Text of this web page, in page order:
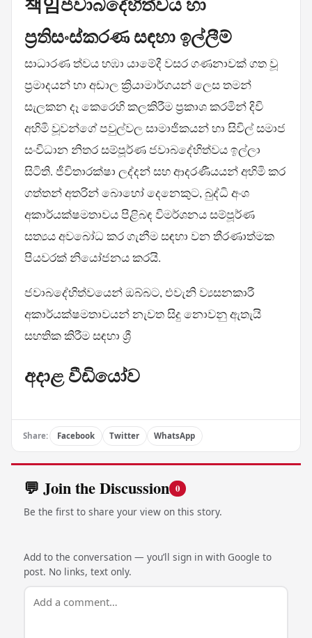
ප්‍රතිසංස්කරණ සඳහා ඉල්ලීම්
සාධාරණ ත්වය හඹා යාමේදී වසර ගණනාවක් ගත වූ
ප්‍රමාදයන් හා අඩාල ක්‍රියාමාර්ගයන් ලෙස තමන්
සැලකන දෑ කෙරෙහි කලකිරීම ප්‍රකාශ කරමින් දිවි
අහිමි වූවන්ගේ පවුල්වල සාමාජිකයන් හා සිවිල් සමාජ
සංවිධාන නිතර සම්පූර්ණ ජවාබදේහිත්වය ඉල්ලා
සිටිති. ජීවිතාරක්ෂා ලද්දන් සහ ආදරණීයයන් අහිමි කර
ගත්තන් අතරින් බොහෝ දෙනෙකුට, බුද්ධි අංශ
අකාර්යක්ෂමතාවය පිළිබඳ විමර්ශනය සම්පූර්ණ
සත්‍යය අවබෝධ කර ගැනීම සඳහා වන තීරණාත්මක
පියවරක් නියෝජනය කරයි.
ජවාබදේහිත්වයෙන් ඔබ්බට, එවැනි ව්‍යසනකාරී
අකාර්යක්ෂමතාවයන් නැවත සිදු නොවනු ඇතැයි
සහතික කිරීම සඳහා ශ්‍රී
අදාළ වීඩියෝව
Share: Facebook Twitter WhatsApp
💬 Join the Discussion 0
Be the first to share your view on this story.
Add to the conversation — you’ll sign in with Google to
post. No links, text only.